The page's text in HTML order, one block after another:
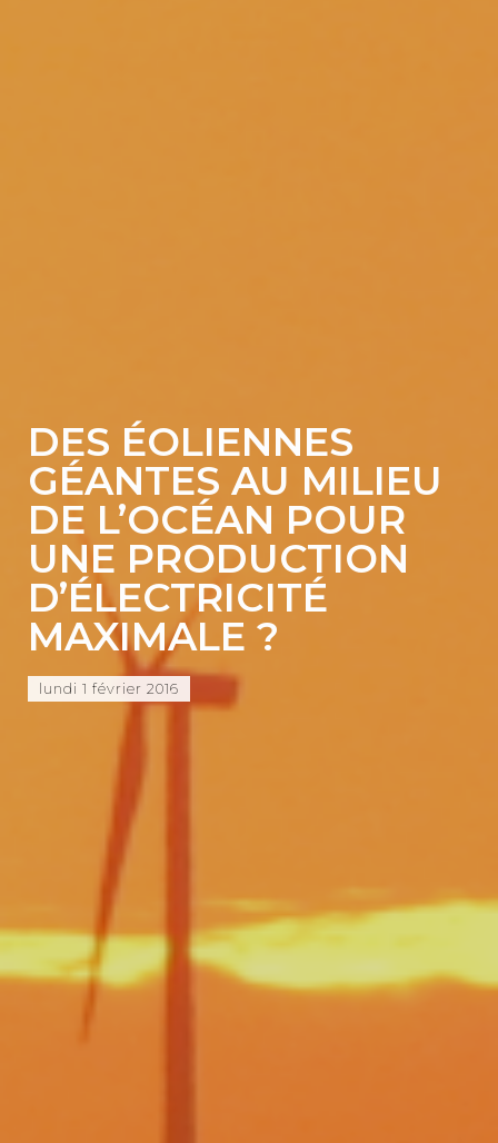
DES ÉOLIENNES
GÉANTES AU MILIEU
DE L’OCÉAN POUR
UNE PRODUCTION
D’ÉLECTRICITÉ
MAXIMALE ?
lundi 1 février 2016